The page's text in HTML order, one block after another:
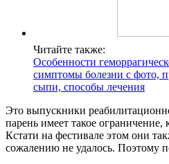
Читайте также:
Особенности
симптомы болезни с фото,
сыпи, способы лечения
Это выпускники
парень имеет такое ограничение,
Кстати на фестивале этом они
сожалению не удалось. Поэтому